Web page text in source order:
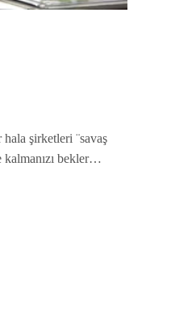
şirketleri ¨savaş
kalmanızı bekler…